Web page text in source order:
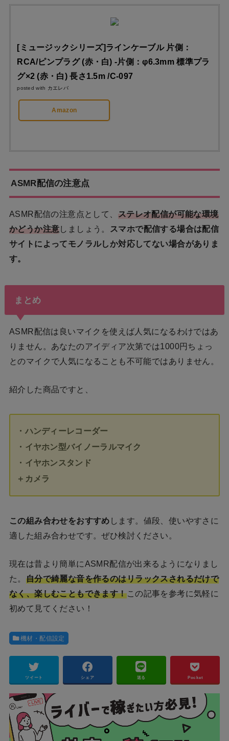
[ミュージックシリーズ]ラインケーブル 片側：
RCA/ピンプラグ (赤・白) -片側：φ6.3mm 標準プラ
グ×2 (赤・白) 長さ1.5m /C-097
posted with カエレバ
Amazon
ASMR配信の注意点
ASMR配信の注意点として、
ステレオ配信が可能な環境
かどうか注意しましょう。
スマホで配信する場合は配信
サイトによってモノラルしか対応してない場合がありま
す。
まとめ
ASMR配信は良いマイクを使えば人気になるわけではあ
りません。あなたのアイディア次第では1000円ちょっ
とのマイクで人気になることも不可能ではありません。
紹介した商品ですと、
・ハンディーレコーダー
・イヤホン型バイノーラルマイク
・イヤホンスタンド
＋カメラ
この組み合わせをおすすめ します。値段、使いやすさに
適した組み合わせです。ぜひ検討ください。
現在は昔より簡単にASMR配信が出来るようになりまし
た。 自分で綺麗な音を作るのはリラックスされるだけで
なく、楽しむこともできます！この記事を参考に気軽に
初めて見てください！
機材・配信設定
ツイート シェア 送る Pocket